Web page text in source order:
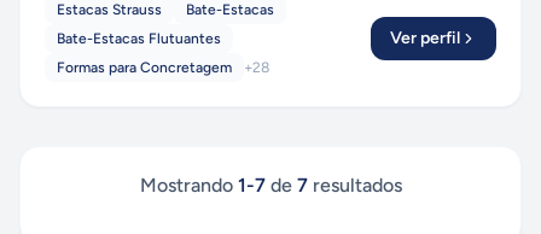
Estacas Strauss
Bate-Estacas
Bate-Estacas Flutuantes
Formas para Concretagem
+28
Ver perfil
Mostrando 1-7de 7resultados